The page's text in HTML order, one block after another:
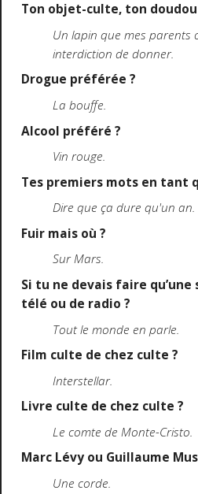
Ton objet-culte, ton doudou
Un lapin que mes
interdiction de donner.
Drogue préférée ?
La bouffe.
Alcool préféré ?
Vin rouge.
Tes premiers mots en tant
Dire que ça dure qu'un an.
Fuir mais où ?
Sur Mars.
Si tu ne devais faire qu’une
télé ou de radio ?
Tout le monde en parle.
Film culte de chez culte ?
Interstellar.
Livre culte de chez culte ?
Le comte de Monte-Cristo.
Marc Lévy ou Guillaume
Une corde.